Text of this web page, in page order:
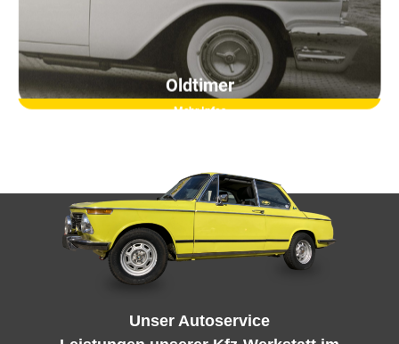
Oldtimer
Mehr Infos
Unser Autoservice